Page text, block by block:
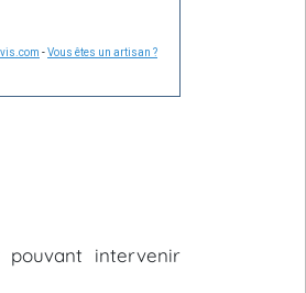
-Vous êtes un artisan ?
pouvant intervenir